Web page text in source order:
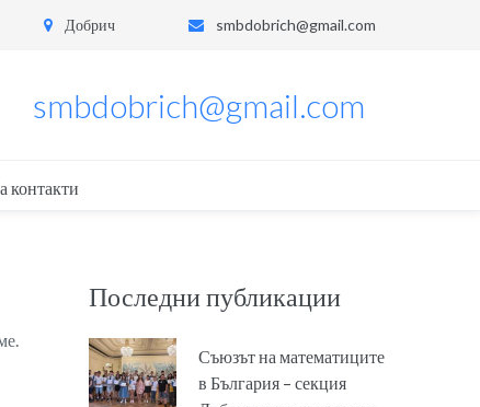
Добрич smbdobrich@gmail.com
smbdobrich@gmail.com
контакти
Последни публикации
Съюзът на математиците
в България – секция